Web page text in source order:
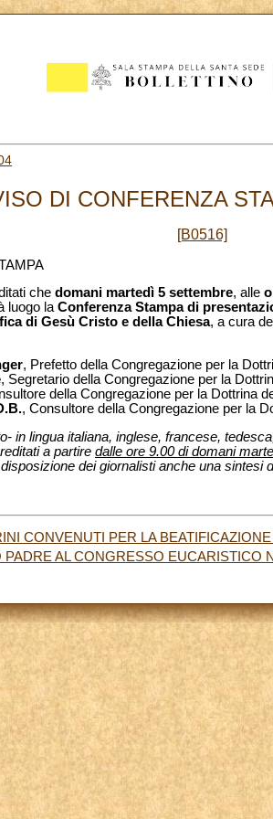
DI CONFERENZA
[B0516]
che domani martedì 5 settembre, alle
luogo laConferenza Stampa di
di Gesù Cristo e della Chiesa, a cura
, Prefetto della Congregazione per la
, Segretario della Congregazione per la
della Congregazione per la Dottrina
, Consultore della Congregazione per la
in lingua italiana, inglese, francese,
a partire dalle ore 9.00 di domani
dei giornalisti anche una sintesi
CONVENUTI PER LA
PADRE AL CONGRESSO EUCARISTICO